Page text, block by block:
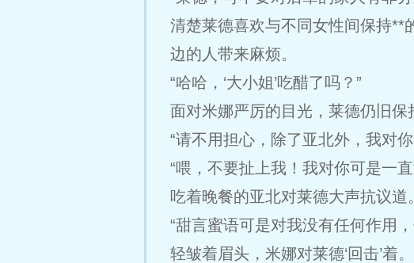
清楚莱德喜欢与不同女性间保持**
边的人带来麻烦。
“哈哈，‘大小姐’吃醋了吗？”
面对米娜严厉的目光，莱德仍旧保
“请不用担心，除了亚北外，我对
“喂，不要扯上我！我对你可是一
吃着晚餐的亚北对莱德大声抗议道。
“甜言蜜语可是对我没有任何作用
轻皱着眉头，米娜对莱德‘回击’着。